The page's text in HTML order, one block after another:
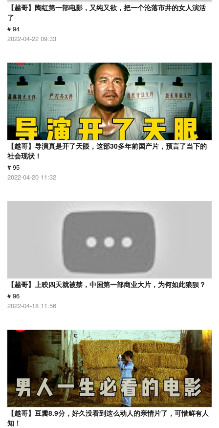
【越哥】陶红第一部电影，又纯又欲，把一个沦落市井的女人演活
了
# 94
2022-04-22 09:33
【越哥】导演真是开了天眼，这部30多年前国产片，预言了当下的
社会现状！
# 95
2022-04-20 11:32
【越哥】上映四天就被禁，中国第一部商业大片，为何如此狼狈？
# 96
2022-04-18 11:56
【越哥】豆瓣8.9分，好久没看到这么动人的亲情片了，可惜鲜有人
知！